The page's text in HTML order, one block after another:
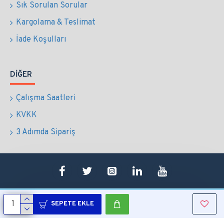
SEPETE EKLE
Sık Sorulan Sorular
Kargolama & Teslimat
İade Koşulları
DIĞER
Çalışma Saatleri
KVKK
3 Adımda Sipariş
Sepetim 0507 724 65 90 Whatsapp Konum